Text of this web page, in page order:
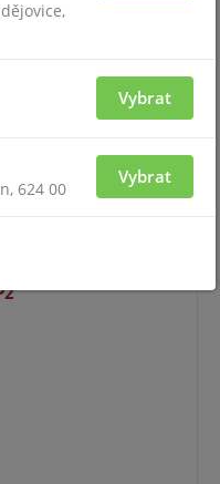
být přihlášený
Vybrat
624 00
Vybrat